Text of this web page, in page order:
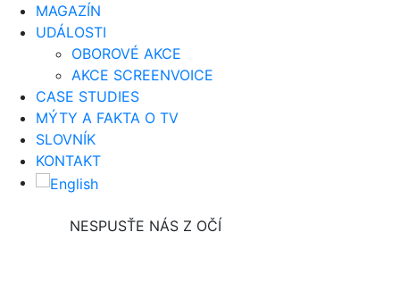
MAGAZÍN
UDÁLOSTI
OBOROVÉ AKCE
AKCE SCREENVOICE
CASE STUDIES
MÝTY A FAKTA O TV
SLOVNÍK
KONTAKT
NESPUSŤE NÁS Z OČÍ